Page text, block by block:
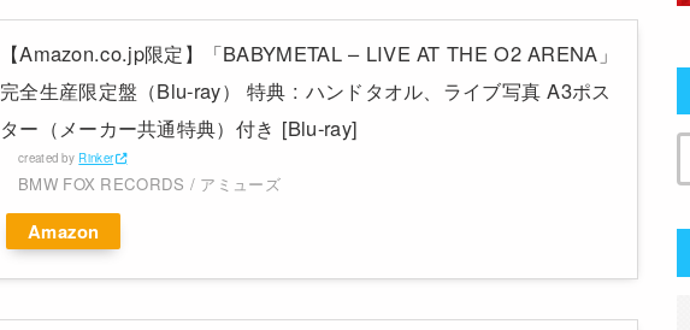
【Amazon.co.jp限定】「BABYMETAL – LIVE AT THE O2 ARENA」
完全生産限定盤（Blu-ray） 特典 : ハンドタオル、ライブ写真 A3ポス
ター（メーカー共通特典）付き [Blu-ray]
created by Rinker
BMW FOX RECORDS / アミューズ
Amazon